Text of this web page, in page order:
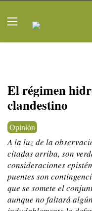
El régimen
clandestino
Opinión
A la luz de la
citadas arriba, son
consideraciones
puentes son
que se somete el
aunque no faltará